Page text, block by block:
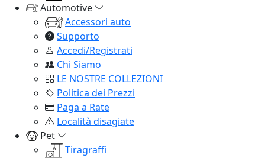
Automotive
Accessori auto
Supporto
Accedi/Registrati
Chi Siamo
LE NOSTRE COLLEZIONI
Politica dei Prezzi
Paga a Rate
Località disagiate
Pet
Tiragraffi